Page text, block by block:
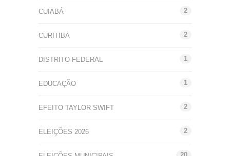
CUIABÁ 2
CURITIBA 2
DISTRITO FEDERAL 1
EDUCAÇÃO 1
EFEITO TAYLOR SWIFT 2
ELEIÇÕES 2026 2